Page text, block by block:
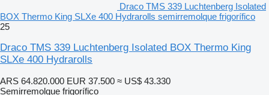
Draco TMS 339 Luchtenberg Isolated
BOX Thermo King SLXe 400 Hydrarolls semirremolque frigorífico
25
Draco TMS 339 Luchtenberg Isolated BOX Thermo King
SLXe 400 Hydrarolls
ARS 64.820.000 EUR 37.500 ≈ US$ 43.330
Semirremolque frigorífico